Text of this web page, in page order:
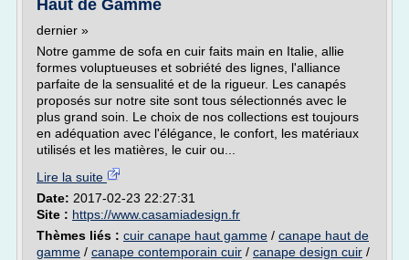
Haut de Gamme
dernier »
Notre gamme de sofa en cuir faits main en Italie, allie
formes voluptueuses et sobriété des lignes, l'alliance
parfaite de la sensualité et de la rigueur. Les canapés
proposés sur notre site sont tous sélectionnés avec le
plus grand soin. Le choix de nos collections est toujours
en adéquation avec l'élégance, le confort, les matériaux
utilisés et les matières, le cuir ou...
Lire la suite
Date: 2017-02-23 22:27:31
Site : https://www.casamiadesign.fr
Thèmes liés : cuir canape haut gamme / canape haut de
gamme / canape contemporain cuir / canape design cuir /